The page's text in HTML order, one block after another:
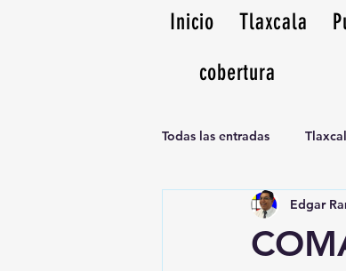
Inicio Tlaxcala
cobertura
Todas las entradas
Noticias Musicales radio
Edgar